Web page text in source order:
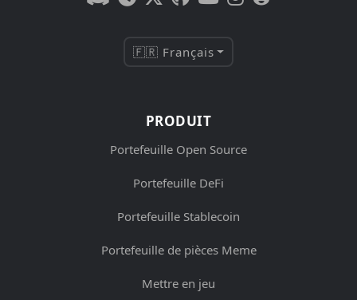
🇫🇷 Français
PRODUIT
Portefeuille Open Source
Portefeuille DeFi
Portefeuille Stablecoin
Portefeuille de pièces Meme
Mettre en jeu